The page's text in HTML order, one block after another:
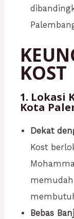
KOST
1. Lokasi
Kota
Dekat
Kost
Bebas